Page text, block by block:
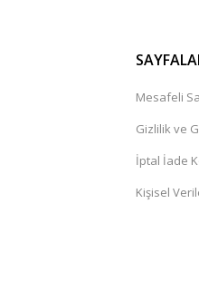
Mesafeli
Gizlilik ve
İptal İade
Kişisel